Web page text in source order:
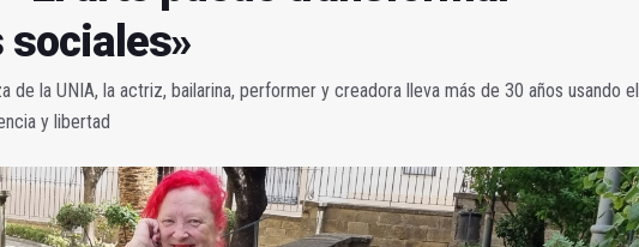
sociales»
de la UNIA, la actriz, bailarina, performer y creadora lleva más de 30 años usando el
y libertad